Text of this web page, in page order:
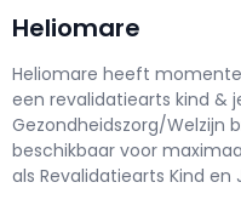
Heliomare
Heliomare heeft
een revalidatiearts kind &
Gezondheidszorg/Welzijn
beschikbaar voor
als Revalidatiearts Kind en